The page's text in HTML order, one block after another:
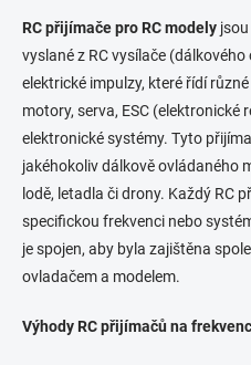
l
i
RC přijímače pro RC modely
vyslané z RC vysílače
elektrické impulzy, které řídí
motory, serva, ESC (elektronické
elektronické systémy. Tyto
jakéhokoliv dálkově ovládaného
lodě, letadla či drony. Každý RC
specifickou frekvenci nebo
je spojen, aby byla zajištěna
ovladačem a modelem.
Výhody RC přijímačů na